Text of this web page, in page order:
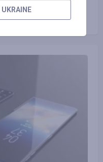
від нього
UKRAINE